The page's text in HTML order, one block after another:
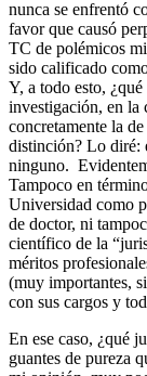
nunca se enfrentó
favor que causó
TC de polémicos
sido calificado
Y, a todo esto,
investigación, en la
concretamente la
distinción? Lo diré:
ninguno.
Tampoco en
Universidad como
de doctor, ni
científico de la
méritos
(muy importantes,
con sus cargos y
En ese caso, ¿qué
guantes de pureza